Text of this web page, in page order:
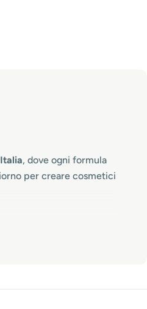
, dove ogni formula
per creare cosmetici
il nostro territorio e